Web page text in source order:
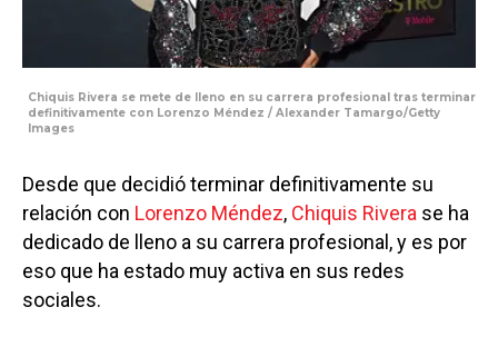
Chiquis Rivera se mete de lleno en su carrera profesional tras terminar
definitivamente con Lorenzo Méndez / Alexander Tamargo/Getty
Images
Desde que decidió terminar definitivamente su
relación con Lorenzo Méndez, Chiquis Rivera se ha
dedicado de lleno a su carrera profesional, y es por
eso que ha estado muy activa en sus redes
sociales.